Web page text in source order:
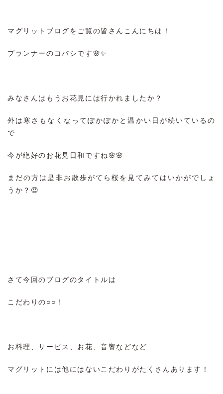
マグリットブログをご覧の皆さんこんにちは！
プランナーのコバシです🌸✨
みなさんはもうお花見には行かれましたか？
外は寒さもなくなってぽかぽかと温かい日が続いているの
で
今が絶好のお花見日和ですね🌸🌸
まだの方は是非お散歩がてら桜を見てみてはいかがでしょ
うか？😍
さて今回のブログのタイトルは
こだわりの○○！
お料理、サービス、お花、音響などなど
マグリットには他にはないこだわりがたくさんあります！